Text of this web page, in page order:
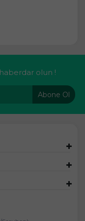
olun !
Abone Ol